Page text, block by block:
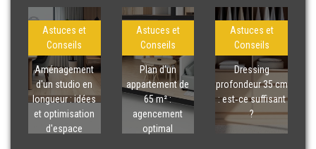
Astuces et
Conseils
Aménagement
d'un studio en
longueur : idées
et optimisation
d'espace
Astuces et
Conseils
Plan d'un
appartement de
65 m² :
agencement
optimal
Astuces et
Conseils
Dressing
profondeur 35 cm
: est‑ce suffisant
?